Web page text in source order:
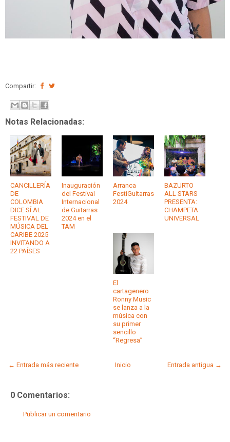
Compartir:
Notas Relacionadas:
CANCILLERÍA
DE
COLOMBIA
DICE SÍ AL
FESTIVAL DE
MÚSICA DEL
CARIBE 2025
INVITANDO A
22 PAÍSES
Inauguración
del Festival
Internacional
de Guitarras
2024 en el
TAM
Arranca
FestiGuitarras
2024
BAZURTO
ALL STARS
PRESENTA:
CHAMPETA
UNIVERSAL
El
cartagenero
Ronny Music
se lanza a la
música con
su primer
sencillo
“Regresa”
← Entrada más reciente Entrada antigua →
Inicio
0 Comentarios:
Publicar un comentario